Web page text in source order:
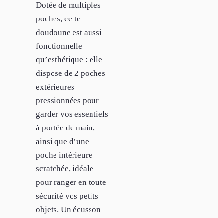
Dotée de multiples
poches, cette
doudoune est aussi
fonctionnelle
qu’esthétique : elle
dispose de 2 poches
extérieures
pressionnées pour
garder vos essentiels
à portée de main,
ainsi que d’une
poche intérieure
scratchée, idéale
pour ranger en toute
sécurité vos petits
objets. Un écusson